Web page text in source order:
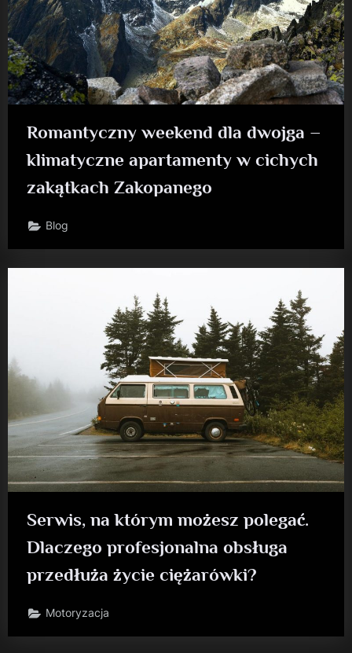
Romantyczny weekend dla dwojga –
klimatyczne apartamenty w cichych
zakątkach Zakopanego
Blog
Serwis, na którym możesz polegać.
Dlaczego profesjonalna obsługa
przedłuża życie ciężarówki?
Motoryzacja